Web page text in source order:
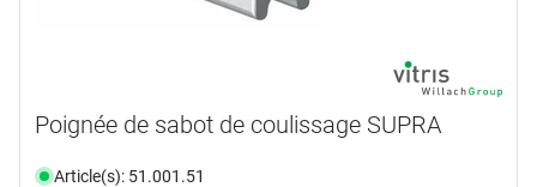
Poignée de sabot de coulissage SUPRA
Article(s): 51.001.51